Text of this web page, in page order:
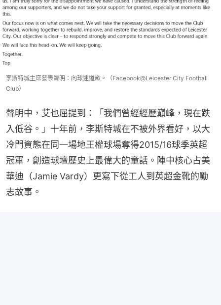
李斯特城主席發表聲明：向球迷道歉。（Facebook@Leicester City Football
Club）
聲明中，艾也屈提到：「我們曾經經歷巔峰，現在跌
入低谷。」十年前，李斯特城在不被外界看好，以大
冷門資態在同一場地王權球場奪得2015/16球季英超
冠軍，創造球壇歷史上最偉大的童話。陣中核心占美
華迪（Jamie Vardy）更寫下從工人到英超金靴的勵
志故事。